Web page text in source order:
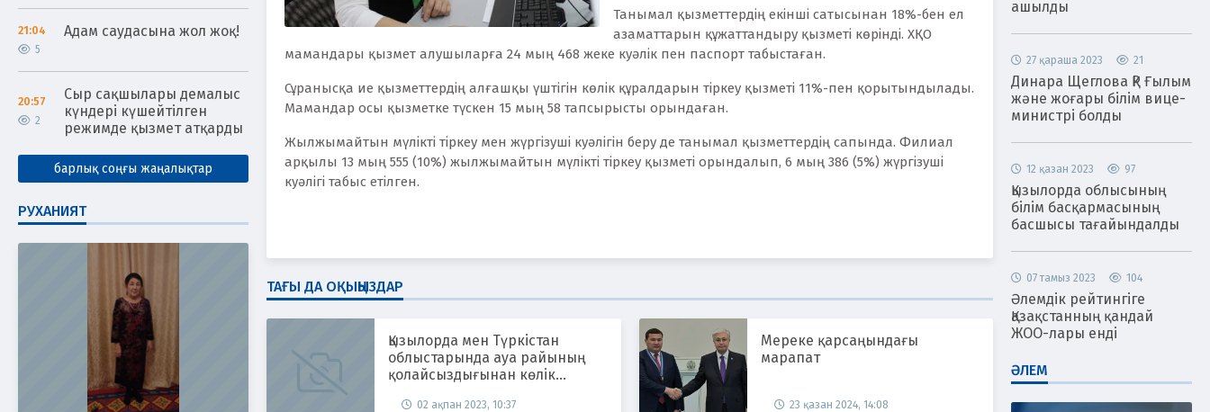
21:04
5
Адам саудасына жол жоқ!
20:57
2
Сыр сақшылары демалыс
күндері күшейтілген
режимде қызмет атқарды
барлық соңғы жаңалықтар
РУХАНИЯТ
Танымал қызметтердің екінші сатысынан 18%-бен ел
азаматтарын құжаттандыру қызметі көрінді. ХҚО
мамандары қызмет алушыларға 24 мың 468 жеке куәлік пен паспорт табыстаған.
Сұранысқа ие қызметтердің алғашқы үштігін көлік құралдарын тіркеу қызметі 11%-пен қорытындылады.
Мамандар осы қызметке түскен 15 мың 58 тапсырысты орындаған.
Жылжымайтын мүлікті тіркеу мен жүргізуші куәлігін беру де танымал қызметтердің сапында. Филиал
арқылы 13 мың 555 (10%) жылжымайтын мүлікті тіркеу қызметі орындалып, 6 мың 386 (5%) жүргізуші
куәлігі табыс етілген.
ТАҒЫ ДА ОҚЫҢЫЗДАР
Қызылорда мен Түркістан
облыстарында ауа райының
қолайсыздығынан көлік
02 ақпан 2023, 10:37
Мереке қарсаңындағы
марапат
23 қазан 2024, 14:08
ашылды
27 қараша 2023 21
Динара Щеглова ҚР Ғылым
және жоғары білім вице-
министрі болды
12 қазан 2023 97
Қызылорда облысының
білім басқармасының
басшысы тағайындалды
07 тамыз 2023 104
Әлемдік рейтингіге
Қазақстанның қандай
ЖОО-лары енді
ӘЛЕМ